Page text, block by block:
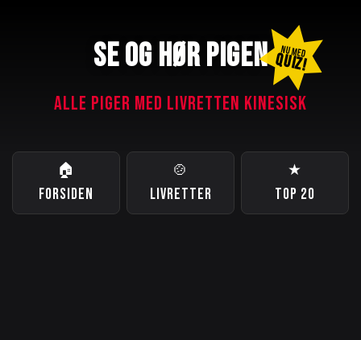
SE OG HØR PIGEN NU MED
QUIZ!
ALLE PIGER MED LIVRETTEN KINESISK
🏠
FORSIDEN
🍲
LIVRETTER
★
TOP 20